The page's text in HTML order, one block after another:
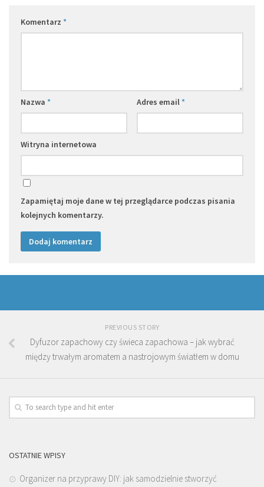
Komentarz *
Nazwa * Adres email*
Witryna internetowa
Zapamiętaj moje dane w tej przeglądarce podczas pisania
kolejnych komentarzy.
PREVIOUS STORY
Dyfuzor zapachowy czy świeca zapachowa – jak wybrać
między trwałym aromatem a nastrojowym światłem w domu
OSTATNIE WPISY
Organizer na przyprawy DIY: jak samodzielnie stworzyć